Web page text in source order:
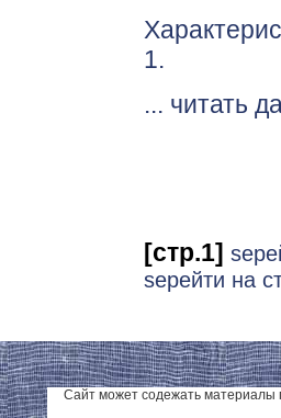
1.
... читать
[стр.1]
ѕерейти на
Сайт может содежать материалы